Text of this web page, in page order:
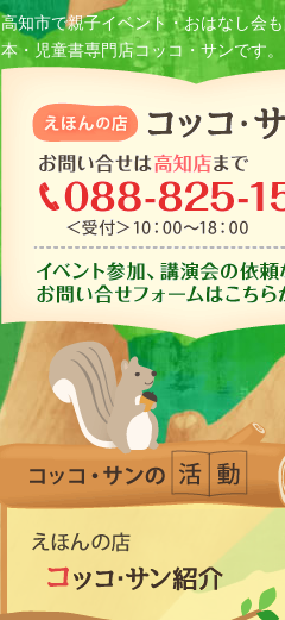
高知市で親子イベント・おはなし会
本・児童書専門店コッコ・サンです。